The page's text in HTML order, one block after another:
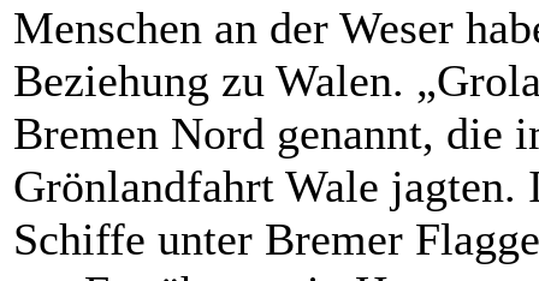
Menschen an der Weser
Beziehung zu Walen.
Bremen Nord genannt, die
Grönlandfahrt Wale
Schiffe unter Bremer